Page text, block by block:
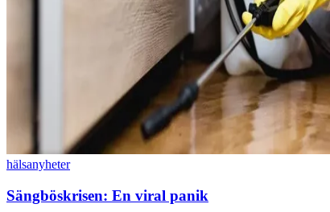
hälsanyheter
Sängböskrisen: En viral panik